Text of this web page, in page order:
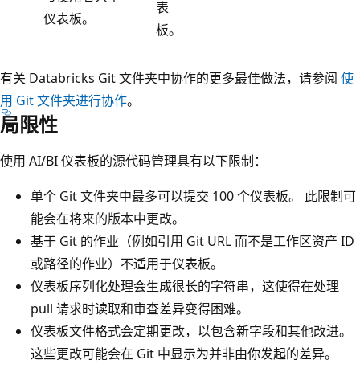
仪表板。
表
板。
有关 Databricks Git 文件夹中协作的更多最佳做法，请参阅 使
用 Git 文件夹进行协作。
局限性
使用 AI/BI 仪表板的源代码管理具有以下限制：
单个 Git 文件夹中最多可以提交 100 个仪表板。 此限制可
能会在将来的版本中更改。
基于 Git 的作业（例如引用 Git URL 而不是工作区资产 ID
或路径的作业）不适用于仪表板。
仪表板序列化处理会生成很长的字符串，这使得在处理
pull 请求时读取和审查差异变得困难。
仪表板文件格式会定期更改，以包含新字段和其他改进。
这些更改可能会在 Git 中显示为并非由你发起的差异。